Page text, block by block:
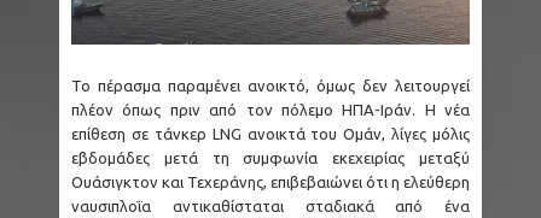
Το πέρασμα παραμένει ανοικτό, όμως δεν λειτουργεί
πλέον όπως πριν από τον πόλεμο ΗΠΑ-Ιράν. Η νέα
επίθεση σε τάνκερ LNG ανοικτά του Ομάν, λίγες μόλις
εβδομάδες μετά τη συμφωνία εκεχειρίας μεταξύ
Ουάσιγκτον και Τεχεράνης, επιβεβαιώνει ότι η ελεύθερη
ναυσιπλοΐα αντικαθίσταται σταδιακά από ένα